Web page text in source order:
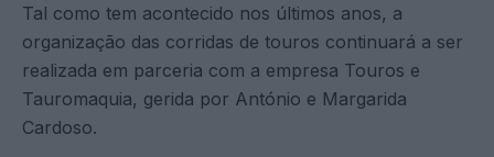
Tal como tem acontecido nos últimos anos, a
organização das corridas de touros continuará a ser
realizada em parceria com a empresa Touros e
Tauromaquia, gerida por António e Margarida
Cardoso.